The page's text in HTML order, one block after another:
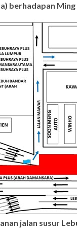
berhadapan
jalan susur